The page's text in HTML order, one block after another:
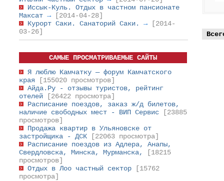
Иссык-Куль. Отдых в частном пансионате
Максат →
[2014-04-28]
Курорт Саки. Санаторий Саки. →
[2014-
03-26]
САМЫЕ ПРОСМАТРИВАЕМЫЕ САЙТЫ
Я люблю Камчатку — форум Камчатского
края
[155020 просмотров]
Айда.Ру - отзывы туристов, рейтинг
отелей
[26422 просмотра]
Расписание поездов, заказ ж/д билетов,
наличие свободных мест - ВИП Сервис
[23885
просмотров]
Продажа квартир в Ульяновске от
застройщика - ДСК
[22063 просмотра]
Расписание поездов из Адлера, Анапы,
Свердловска, Минска, Мурманска,
[18215
просмотров]
Отдых в Лоо частный сектор
[15762
просмотра]